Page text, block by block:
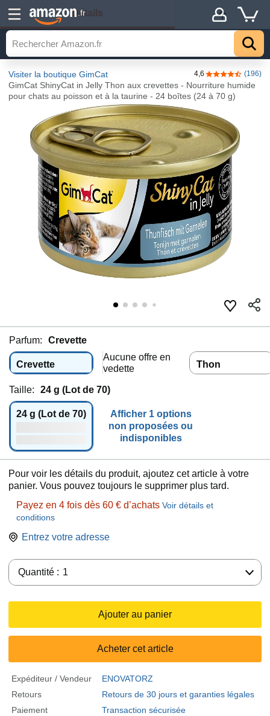
.fr
Visiter la boutique GimCat 4,6 4,6 sur 5(196)
GimCat ShinyCat in Jelly Thon aux crevettes - Nourriture humide
pour chats au poisson et à la taurine - 24 boîtes (24 à 70 g)
Parfum: Crevette
Crevette
Aucune offre en
vedette
Thon
Taille: 24 g (Lot de 70)
24 g (Lot de 70)
Afficher 1 options
non proposées ou
indisponibles
Pour voir les détails du produit, ajoutez cet article à votre
panier. Vous pouvez toujours le supprimer plus tard.
Payez en 4 fois dès 60 € d’achats Voir détails et
conditions
Entrez votre adresse
Quantité : 1
Ajouter au panier
Acheter cet article
Expéditeur / Vendeur
ENOVATORZ
Retours
Retours de 30 jours et garanties légales
Paiement
Transaction sécurisée
Détails